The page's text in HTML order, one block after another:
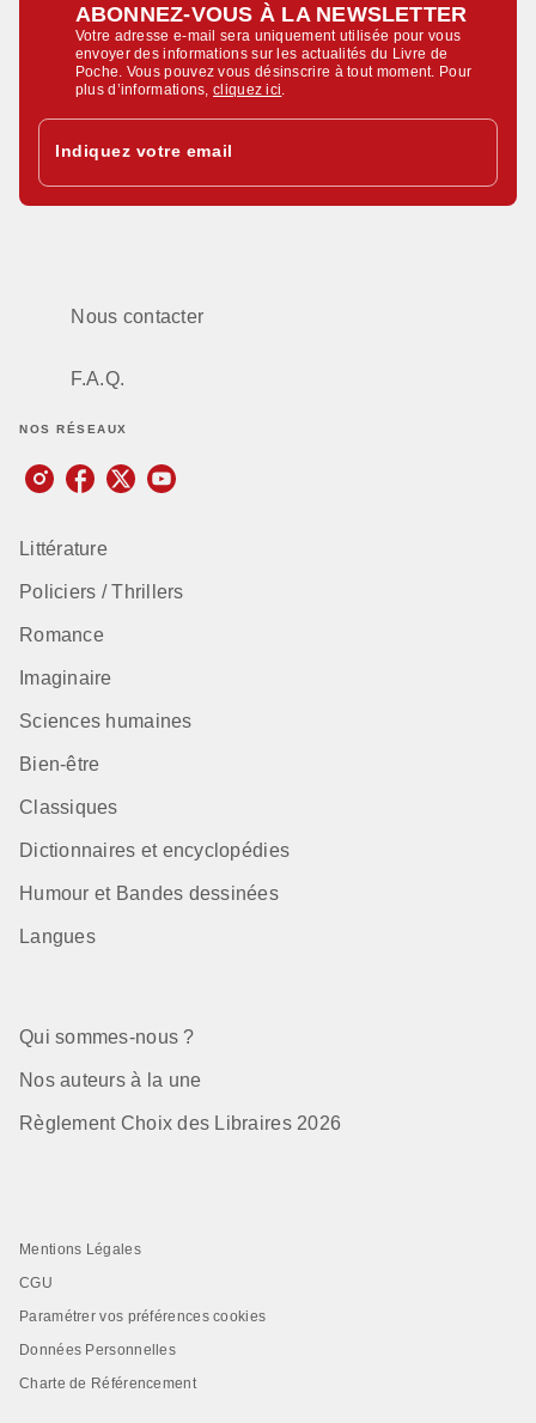
ABONNEZ-VOUS À LA NEWSLETTER
Votre adresse e-mail sera uniquement utilisée pour vous
envoyer des informations sur les actualités du Livre de
Poche. Vous pouvez vous désinscrire à tout moment. Pour
plus d’informations,cliquez ici
Indiquez votre email
Nous contacter
F.A.Q.
NOS RÉSEAUX
Littérature
Policiers / Thrillers
Romance
Imaginaire
Sciences humaines
Bien-être
Classiques
Dictionnaires et encyclopédies
Humour et Bandes dessinées
Langues
Qui sommes-nous ?
Nos auteurs à la une
Règlement Choix des Libraires 2026
Mentions Légales
CGU
Paramétrer vos préférences cookies
Données Personnelles
Charte de Référencement